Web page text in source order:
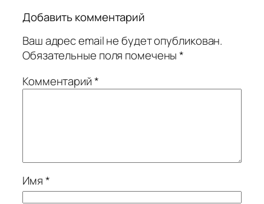
Добавить комментарий
Ваш адрес email не будет опубликован.
Обязательные поля помечены*
Комментарий*
Имя*